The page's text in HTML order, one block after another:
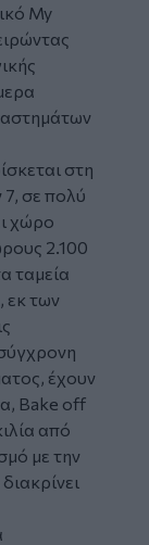
My
στη
σε πολύ
χώρο
2.100
ταμεία
εκ των
έχουν
Bake off
από
με την